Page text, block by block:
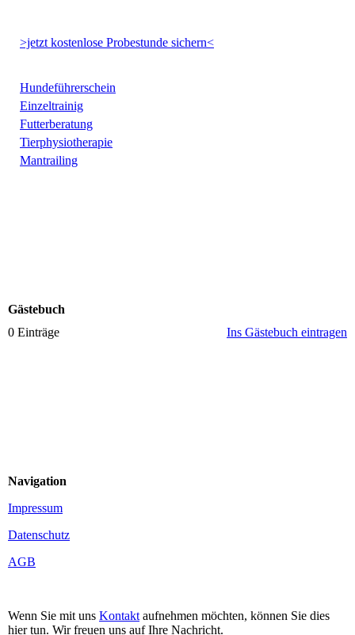
>jetzt kostenlose Probestunde sichern<
Hundeführerschein
Einzeltrainig
Futterberatung
Tierphysiotherapie
Mantrailing
Gästebuch
0 Einträge
Ins Gästebuch eintragen
Navigation
Impressum
Datenschutz
AGB
Wenn Sie mit uns Kontakt aufnehmen möchten, können Sie dies
hier tun. Wir freuen uns auf Ihre Nachricht.